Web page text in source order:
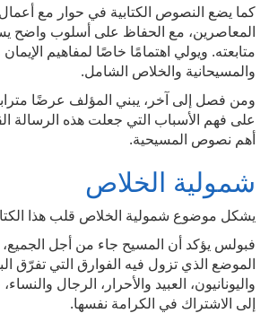
كما يضع النصوص الكتابية في حوار مع
المعاصرين، مع الحفاظ على أسلوب واضح
متابعته. ويولي اهتمامًا خاصًا لمفاهيم الإيمان
والمسيحانية والخلاص الشامل.
ومن فصل إلى آخر، يبني المؤلف عرضًا
على فهم الأسباب التي جعلت هذه الرسالة
أهم نصوص المسيحية.
شمولية الخلاص
يشكل موضوع شمولية الخلاص قلب هذا
فبولس يؤكد أن المسيح جاء من أجل
الموضع الذي تزول فيه الفوارق التي تفرّق
واليونانيون، العبيد والأحرار، الرجال
إلى الاشتراك في الكرامة نفسها.